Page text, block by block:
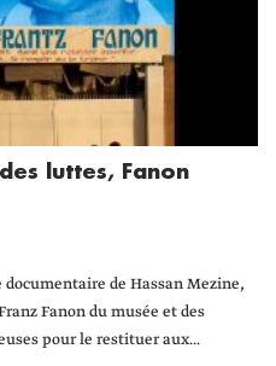
luttes, Fanon
de Hassan Mezine,
Fanon du musée et des
pour le restituer aux...